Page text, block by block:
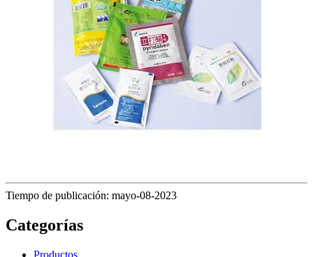
Tiempo de publicación: mayo-08-2023
Categorías